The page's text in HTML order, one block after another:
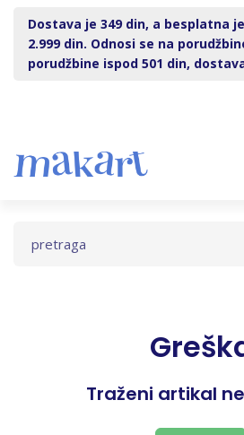
Dostava je 349 din, a besplatna
2.999 din. Odnosi se na
porudžbine ispod 501 din,
Traženi artikal